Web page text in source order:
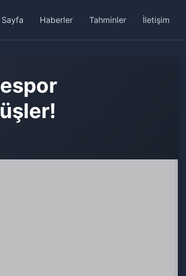
Haberler Tahminler İletişim